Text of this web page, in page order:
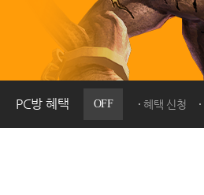
PC방 혜택 OFF 혜택 신청
PC방으로간다